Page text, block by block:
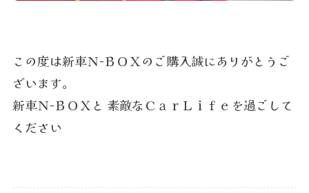
この度は新車Ｎ-ＢＯＸのご購入誠にありがとうご
ざいます。
新車Ｎ-ＢＯＸと 素敵なＣａｒＬｉｆｅを過ごして
ください